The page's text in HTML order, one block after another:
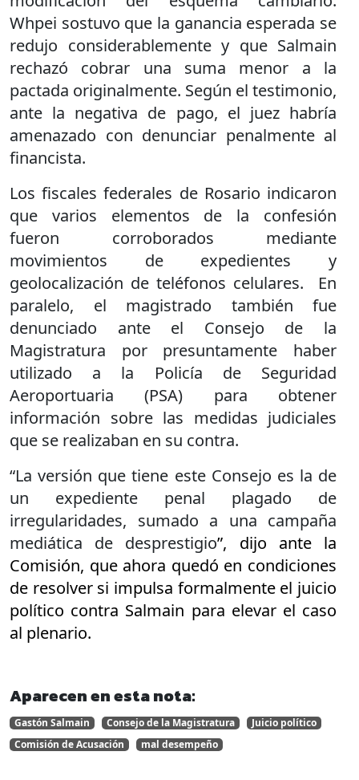
Whpei sostuvo que la ganancia esperada se
redujo considerablemente y que Salmain
rechazó cobrar una suma menor a la
pactada originalmente. Según el testimonio,
ante la negativa de pago, el juez habría
amenazado con denunciar penalmente al
financista.
Los fiscales federales de Rosario indicaron
que varios elementos de la confesión
fueron corroborados mediante
movimientos de expedientes y
geolocalización de teléfonos celulares. En
paralelo, el magistrado también fue
denunciado ante el Consejo de la
Magistratura por presuntamente haber
utilizado a la Policía de Seguridad
Aeroportuaria (PSA) para obtener
información sobre las medidas judiciales
que se realizaban en su contra.
“La versión que tiene este Consejo es la de
un expediente penal plagado de
irregularidades, sumado a una campaña
mediática de desprestigio”, dijo ante la
Comisión, que ahora quedó en condiciones
de resolver si impulsa formalmente el juicio
político contra Salmain para elevar el caso
al plenario.
Aparecen en esta nota:
Gastón Salmain Consejo de la Magistratura
Juicio político
Comisión de Acusación
mal desempeño